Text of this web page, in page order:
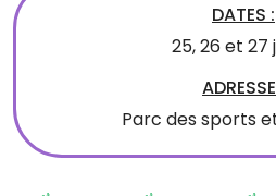
DATES :
25, 26 et 27
Parc des sports